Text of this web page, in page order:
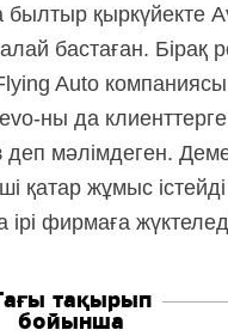
қыркүйекте
бастаған. Бірақ
Auto
ны да клиенттерге
деп мәлімдеген.
қатар жұмыс
ірі фирмаға
тақырып
бойынша